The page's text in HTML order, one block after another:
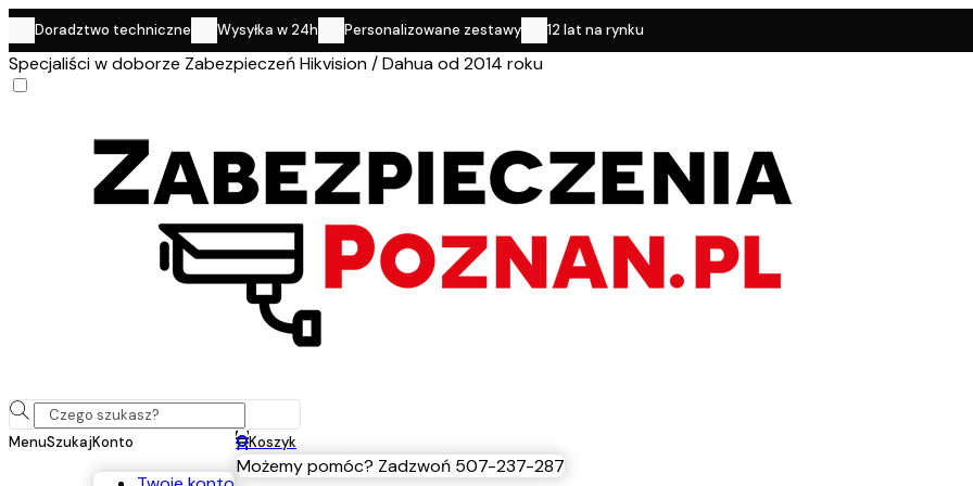
Doradztwo techniczne Wysyłka w 24h Personalizowane zestawy 12 lat na rynku
Specjaliści w doborze Zabezpieczeń Hikvision / Dahua od 2014 roku
MenuSzukajKonto 0Koszyk
Możemy pomóc? Zadzwoń 507-237-287